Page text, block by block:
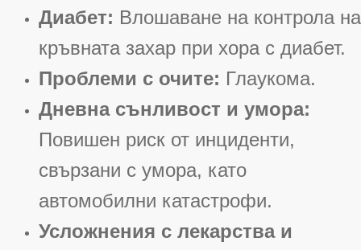
Диабет: Влошаване на контрола на
кръвната захар при хора с диабет.
Проблеми с очите: Глаукома.
Дневна сънливост и умора:
Повишен риск от инциденти,
свързани с умора, като
автомобилни катастрофи.
Усложнения с лекарства и